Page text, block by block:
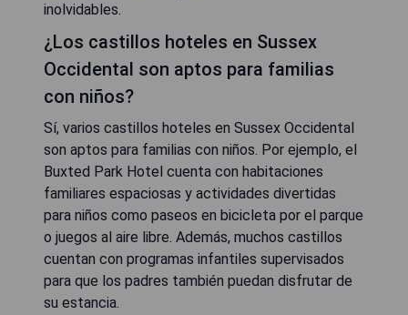
inolvidables.
¿Los castillos hoteles en Sussex
Occidental son aptos para familias
con niños?
Sí, varios castillos hoteles en Sussex Occidental
son aptos para familias con niños. Por ejemplo, el
Buxted Park Hotel cuenta con habitaciones
familiares espaciosas y actividades divertidas
para niños como paseos en bicicleta por el parque
o juegos al aire libre. Además, muchos castillos
cuentan con programas infantiles supervisados ​​
para que los padres también puedan disfrutar de
su estancia.